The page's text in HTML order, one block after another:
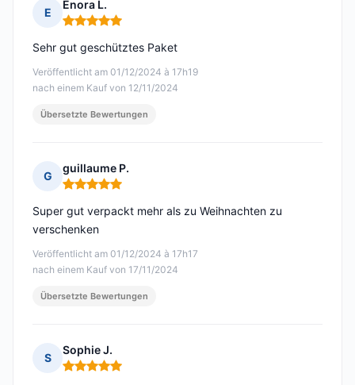
E
Enora L.
Hinweis: 5 von 5
Veröffentlicht am 01/12/2024 à 17h19
nach einem Kauf von 12/11/2024
Sehr gut geschütztes Paket
Übersetzte Bewertungen
G
guillaume P.
Hinweis: 5 von 5
Veröffentlicht am 01/12/2024 à 17h17
nach einem Kauf von 17/11/2024
Super gut verpackt mehr als zu Weihnachten zu
verschenken
Übersetzte Bewertungen
S
Sophie J.
Hinweis: 5 von 5